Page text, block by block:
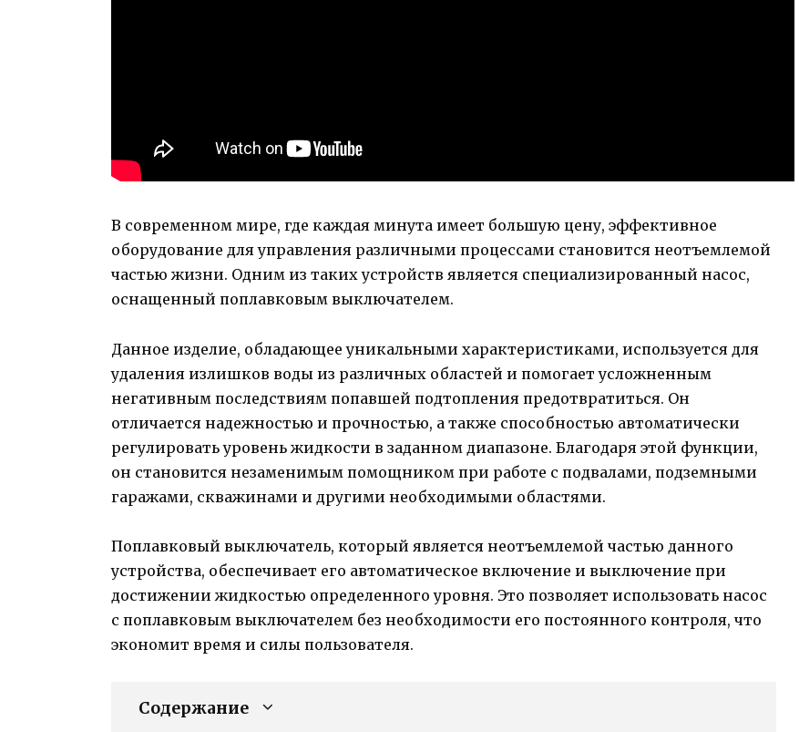
В современном мире, где каждая минута имеет большую цену, эффективное
оборудование для управления различными процессами становится неотъемлемой
частью жизни. Одним из таких устройств является специализированный насос,
оснащенный поплавковым выключателем.
Данное изделие, обладающее уникальными характеристиками, используется для
удаления излишков воды из различных областей и помогает усложненным
негативным последствиям попавшей подтопления предотвратиться. Он
отличается надежностью и прочностью, а также способностью автоматически
регулировать уровень жидкости в заданном диапазоне. Благодаря этой функции,
он становится незаменимым помощником при работе с подвалами, подземными
гаражами, скважинами и другими необходимыми областями.
Поплавковый выключатель, который является неотъемлемой частью данного
устройства, обеспечивает его автоматическое включение и выключение при
достижении жидкостью определенного уровня. Это позволяет использовать насос
с поплавковым выключателем без необходимости его постоянного контроля, что
экономит время и силы пользователя.
Содержание